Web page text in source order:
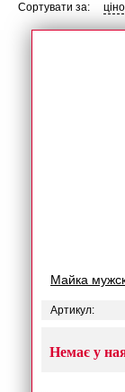
Сортувати за:
Майка
Артикул:
Немає у